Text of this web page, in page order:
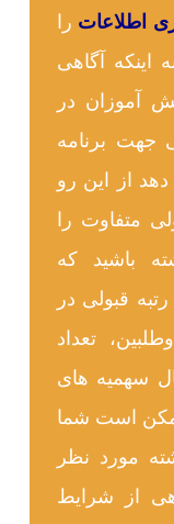
اطلاعات را
اینکه آگاهی
آموزان در
جهت برنامه
از این رو
متفاوت را
باشید که
قبولی در
تعداد
سهمیه های
است شما
مورد نظر
از شرایط